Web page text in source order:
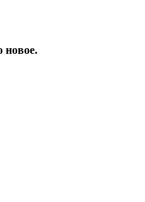
новое.